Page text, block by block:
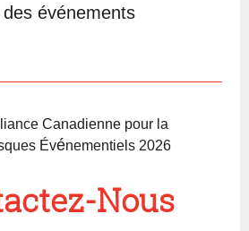
événements
Canadienne pour la
Événementiels 2026
Nous